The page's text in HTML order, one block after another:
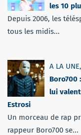
les 10
Depuis 2006, les
tous les midis...
A LA UNE,
Boro700
lui
Estrosi
Un morceau de rap
rappeur Boro700 se...